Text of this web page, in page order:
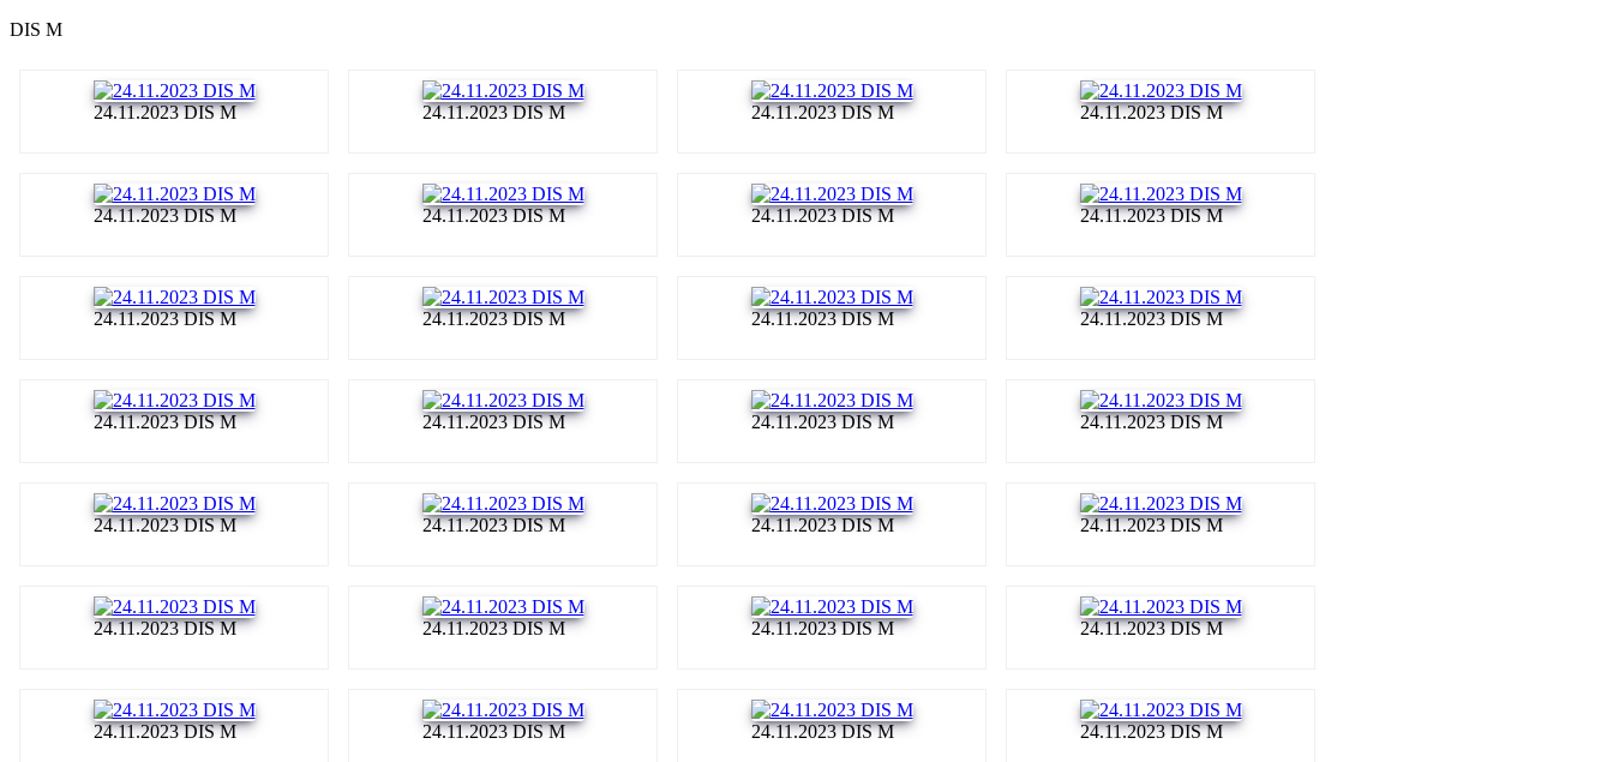
DIS M
24.11.2023 DIS M 24.11.2023 DIS M 24.11.2023 DIS M 24.11.2023 DIS M
24.11.2023 DIS M 24.11.2023 DIS M 24.11.2023 DIS M 24.11.2023 DIS M
24.11.2023 DIS M 24.11.2023 DIS M 24.11.2023 DIS M 24.11.2023 DIS M
24.11.2023 DIS M 24.11.2023 DIS M 24.11.2023 DIS M 24.11.2023 DIS M
24.11.2023 DIS M 24.11.2023 DIS M 24.11.2023 DIS M 24.11.2023 DIS M
24.11.2023 DIS M 24.11.2023 DIS M 24.11.2023 DIS M 24.11.2023 DIS M
24.11.2023 DIS M 24.11.2023 DIS M 24.11.2023 DIS M 24.11.2023 DIS M